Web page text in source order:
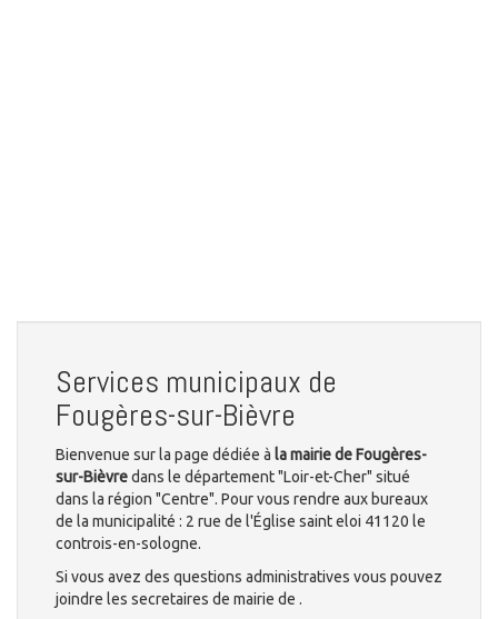
Services municipaux de
Fougères-sur-Bièvre
Bienvenue sur la page dédiée à la mairie de Fougères-
sur-Bièvredans le département "Loir-et-Cher" situé
dans la région "Centre". Pour vous rendre aux bureaux
de la municipalité : 2 rue de l'Église saint eloi 41120 le
controis-en-sologne.
Si vous avez des questions administratives vous pouvez
joindre les secretaires de mairie de .